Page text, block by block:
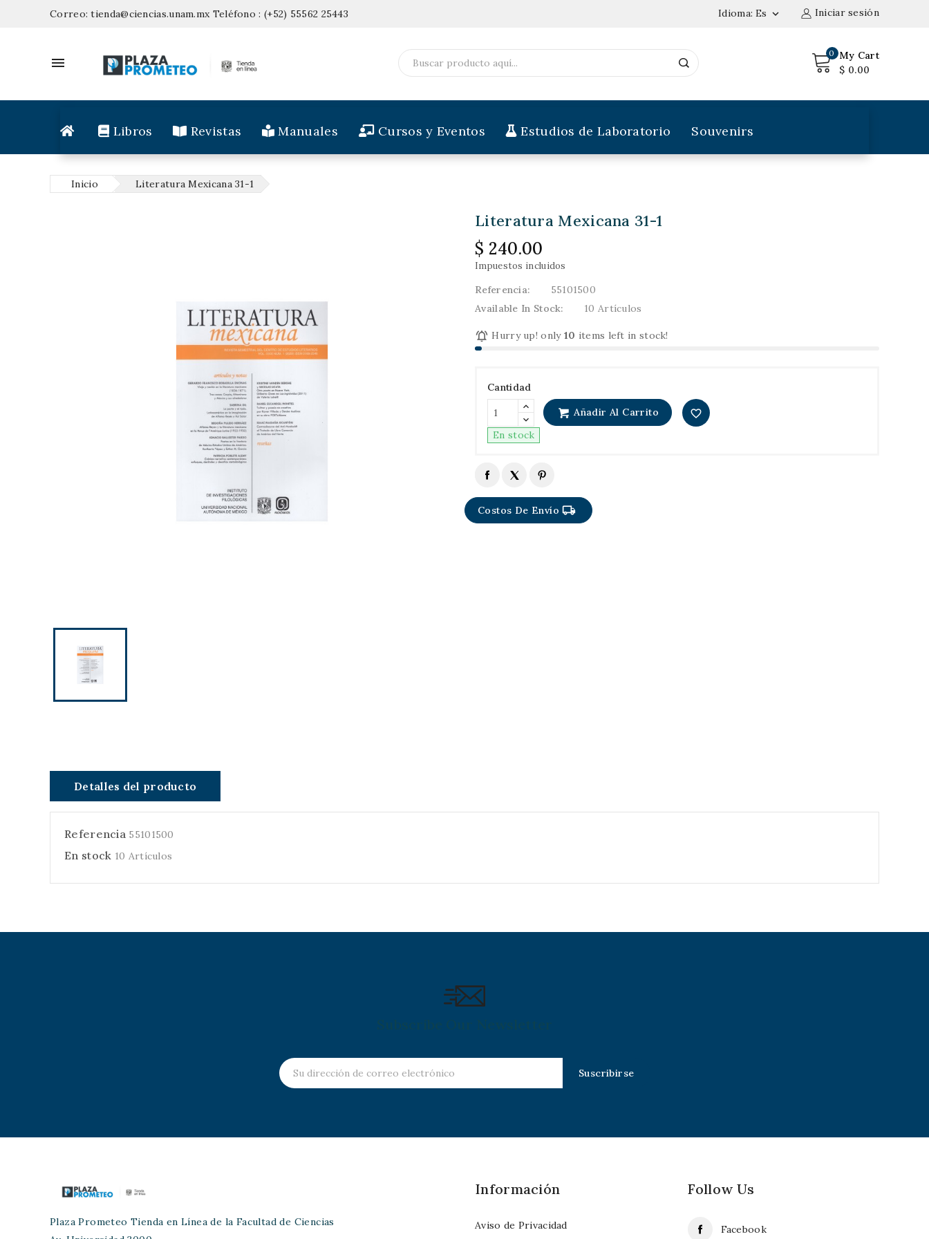
Correo:tienda@ciencias.unam.mxTeléfono : (+52) 55562 25443 Idioma: Es  Iniciar sesión

0 My Cart
$ 0.00
Libros Revistas Manuales Cursos y Eventos Estudios de Laboratorio Souvenirs
Inicio Literatura Mexicana 31-1
Literatura Mexicana 31-1
$ 240.00
Impuestos incluidos
Referencia:
55101500
Available In Stock:
10 Artículos
 Hurry up! only10 items left in stock!
Cantidad
Añadir Al Carrito
favorite_border
En stock
Costos De Envíolocal_shipping
Detalles del producto
Referencia 55101500
En stock 10 Artículos
Plaza Prometeo Tienda en Línea de la Facultad de Ciencias
Información
Aviso de Privacidad
Follow Us
Facebook